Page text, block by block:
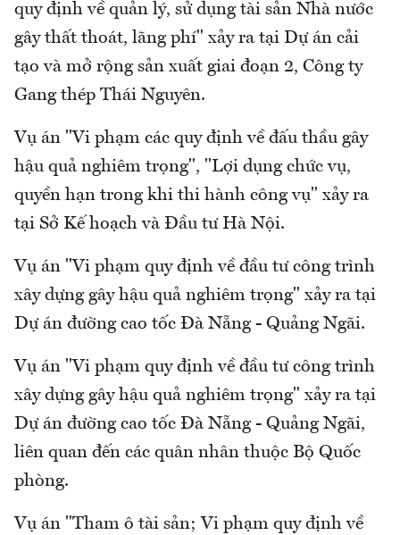
quy định về quản lý, sử dụng tài sản Nhà nước
gây thất thoát, lãng phí" xảy ra tại Dự án cải
tạo và mở rộng sản xuất giai đoạn 2, Công ty
Gang thép Thái Nguyên.
Vụ án "Vi phạm các quy định về đấu thầu gây
hậu quả nghiêm trọng", "Lợi dụng chức vụ,
quyền hạn trong khi thi hành công vụ" xảy ra
tại Sở Kế hoạch và Đầu tư Hà Nội.
Vụ án "Vi phạm quy định về đầu tư công trình
xây dựng gây hậu quả nghiêm trọng" xảy ra tại
Dự án đường cao tốc Đà Nẵng - Quảng Ngãi.
Vụ án "Vi phạm quy định về đầu tư công trình
xây dựng gây hậu quả nghiêm trọng" xảy ra tại
Dự án đường cao tốc Đà Nẵng - Quảng Ngãi,
liên quan đến các quân nhân thuộc Bộ Quốc
phòng.
Vụ án "Tham ô tài sản; Vi phạm quy định về